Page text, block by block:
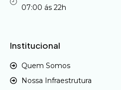
07:00 ás 22h
Institucional
Quem Somos
Nossa Infraestrutura